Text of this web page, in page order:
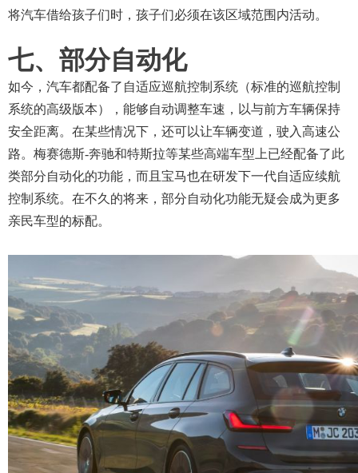
将汽车借给孩子们时，孩子们必须在该区域范围内活动。
七、部分自动化
如今，汽车都配备了自适应巡航控制系统（标准的巡航控制
系统的高级版本），能够自动调整车速，以与前方车辆保持
安全距离。在某些情况下，还可以让车辆变道，驶入高速公
路。梅赛德斯-奔驰和特斯拉等某些高端车型上已经配备了此
类部分自动化的功能，而且宝马也在研发下一代自适应续航
控制系统。在不久的将来，部分自动化功能无疑会成为更多
亲民车型的标配。